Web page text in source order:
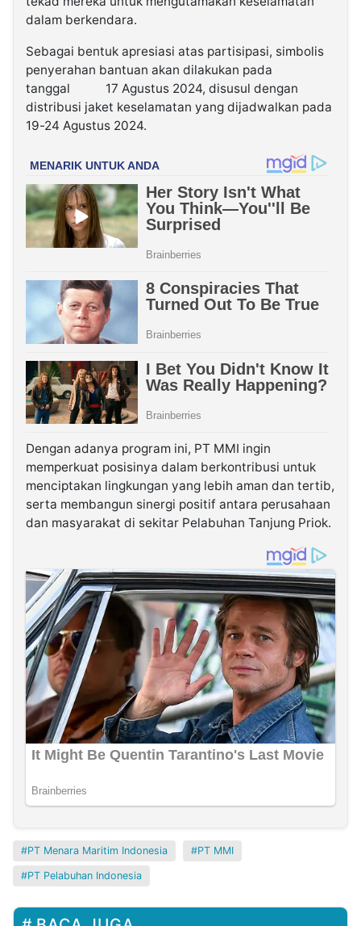
dalam berkendara.
Sebagai bentuk apresiasi atas partisipasi, simbolis
penyerahan bantuan akan dilakukan pada
tanggal 17 Agustus 2024, disusul dengan
distribusi jaket keselamatan yang dijadwalkan pada
19-24 Agustus 2024.
Dengan adanya program ini, PT MMI ingin
memperkuat posisinya dalam berkontribusi untuk
menciptakan lingkungan yang lebih aman dan tertib,
serta membangun sinergi positif antara perusahaan
dan masyarakat di sekitar Pelabuhan Tanjung Priok.
PT Menara Maritim Indonesia PT MMI
PT Pelabuhan Indonesia